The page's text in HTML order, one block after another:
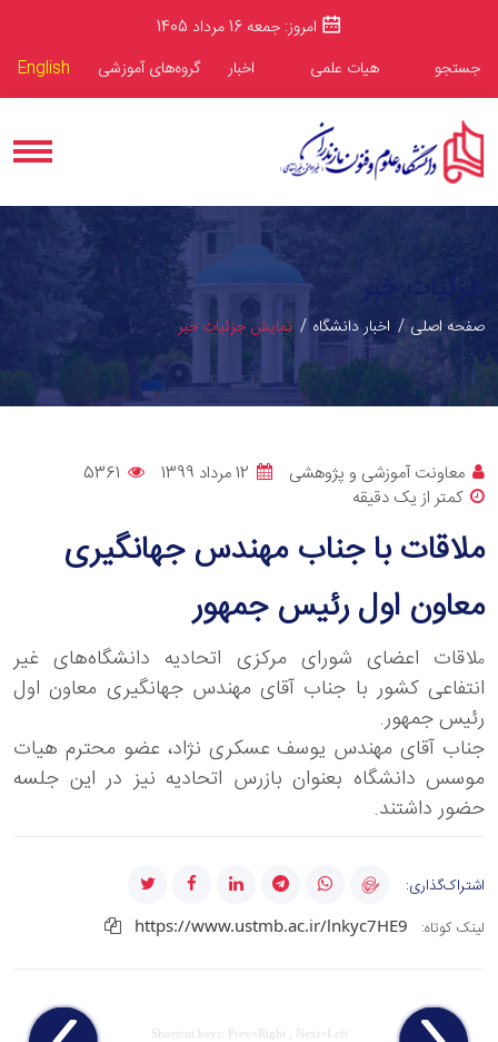
امروز: جمعه 16 مرداد 1405
جستجو
هیات علمی اخبار گروه‌های آموزشی English
جزئیات خبر
صفحه اصلی اخبار دانشگاه نمایش جزئیات خبر
معاونت آموزشی و پژوهشی 12 مرداد 1399
5361
کمتر از یک دقیقه
ملاقات با جناب مهندس جهانگیری
معاون اول رئیس جمهور
ملاقات اعضای شورای مرکزی اتحادیه دانشگاه‌های غیر
انتفاعی کشور با جناب آقای مهندس جهانگیری معاون اول
رئیس جمهور.
جناب آقای مهندس یوسف عسکری نژاد، عضو محترم هیات
موسس دانشگاه بعنوان بازرس اتحادیه نیز در این جلسه
حضور داشتند.
اشتراک‌گذاری:
لینک کوتاه:
https://www.ustmb.ac.ir/lnkyc7HE9
Shortcut keys: Prev=Right , Next=Left